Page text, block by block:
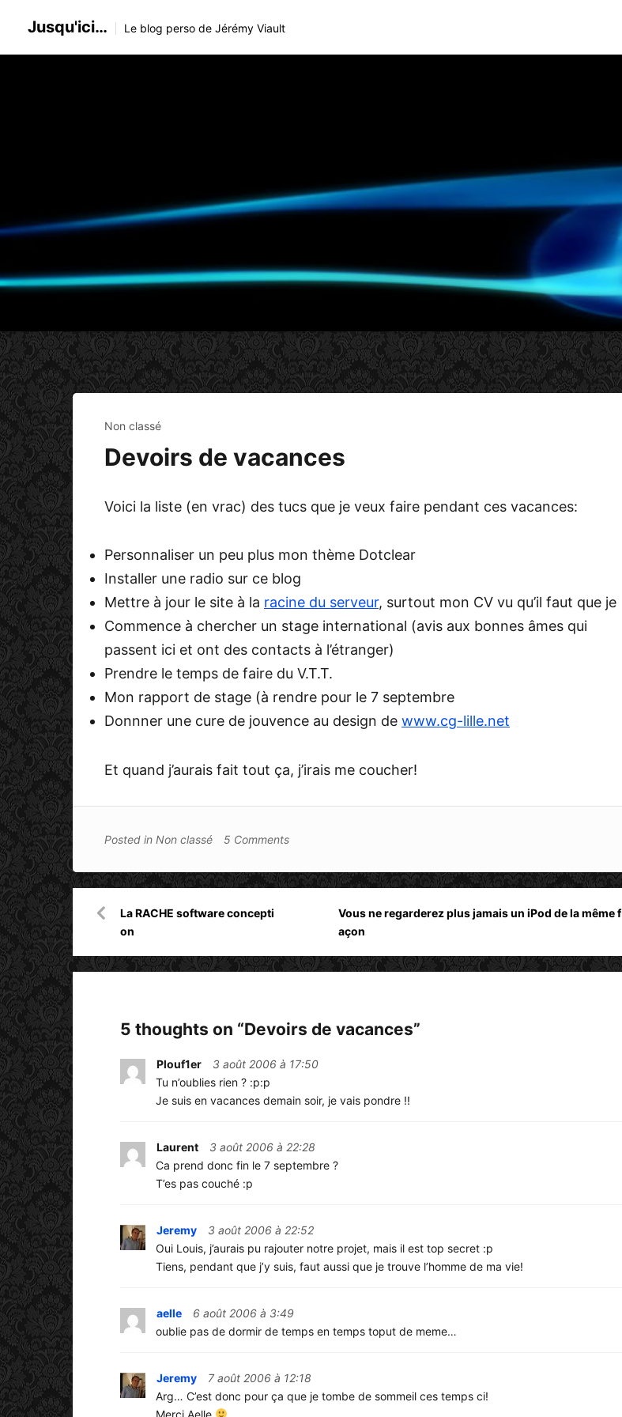
Jusqu'ici… Le blog perso de Jérémy Viault
Non classé
Devoirs de vacances
Voici la liste (en vrac) des tucs que je veux faire pendant ces vacances:
Personnaliser un peu plus mon thème Dotclear
Installer une radio sur ce blog
Mettre à jour le site à la racine du serveur, surtout mon CV vu qu’il faut que je
Commence à chercher un stage international (avis aux bonnes âmes qui
passent ici et ont des contacts à l’étranger)
Prendre le temps de faire du V.T.T.
Mon rapport de stage (à rendre pour le 7 septembre
Donnner une cure de jouvence au design de www.cg-lille.net
Et quand j’aurais fait tout ça, j’irais me coucher!
Posted in Non classé 5 Comments
l’article
La RACHE software concepti
on
Vous ne regarderez plus jamais un iPod de la même f
açon
5 thoughts on “Devoirs de vacances”
Plouf1er
3 août 2006 à 17:50
Tu n’oublies rien ? :p:p
Je suis en vacances demain soir, je vais pondre !!
Laurent
3 août 2006 à 22:28
Ca prend donc fin le 7 septembre ?
T’es pas couché :p
Jeremy
3 août 2006 à 22:52
Oui Louis, j’aurais pu rajouter notre projet, mais il est top secret :p
Tiens, pendant que j’y suis, faut aussi que je trouve l’homme de ma vie!
aelle
6 août 2006 à 3:49
oublie pas de dormir de temps en temps toput de meme…
Jeremy
7 août 2006 à 12:18
Arg… C’est donc pour ça que je tombe de sommeil ces temps ci!
Merci Aelle